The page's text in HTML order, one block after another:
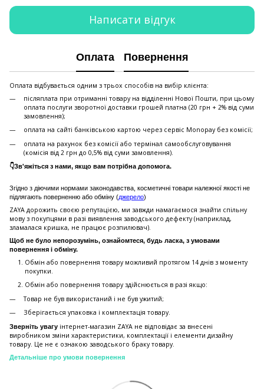
Написати відгук
Оплата Повернення
Оплата відбувається одним з трьох способів на вибір клієнта:
післяплата при отриманні товару на відділенні Нової Пошти, при цьому
оплата послуги зворотної доставки грошей платна (20 грн + 2% від суми
замовлення);
оплата на сайті банківською картою через сервіс Monopay без комісії;
оплата на рахунок без комісії або термінал самообслуговування
(комісія від 2 грн до 0,5% від суми замовлення).
👇Зв'яжіться з нами, якщо вам потрібна допомога.
Згідно з діючими нормами законодавства, косметичні товари належної якості не
підлягають поверненню або обміну (джерело)
ZAYA дорожить своєю репутацією, ми завжди намагаємося знайти спільну
мову з покупцями в разі виявлення заводського дефекту (наприклад,
зламалася кришка, не працює розпилювач).
Щоб не було непорозумінь, ознайомтеся, будь ласка, з умовами
повернення і обміну.
Обмін або повернення товару можливий протягом 14 днів з моменту
покупки.
Обмiн або повернення товару здійснюється в разі якщо:
Товар не був використаний і не був ужитий;
Зберiгається упаковка і комплектація товару.
Зверніть увагу інтернет-магазин ZAYA не відповідає за внесені
виробником зміни характеристики, комплектації і елементи дизайну
товару. Це не є ознакою заводського браку товару.
Детальніше про умови повернення